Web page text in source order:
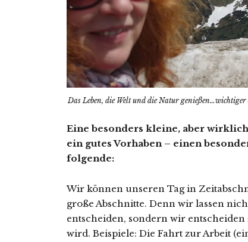
Das Leben, die Welt und die Natur
Eine besonders kleine, aber
ein gutes Vorhaben – einen
folgende:
Wir können unseren Tag in
große Abschnitte. Denn wir lassen
entscheiden, sondern wir
wird. Beispiele: Die Fahrt zur Arbeit